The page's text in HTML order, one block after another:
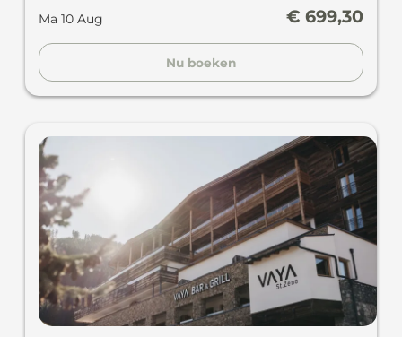
Ma 10 Aug € 699,30
Nu boeken